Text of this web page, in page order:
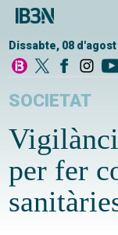
Dissabte, 08
SOCIETAT
per fer